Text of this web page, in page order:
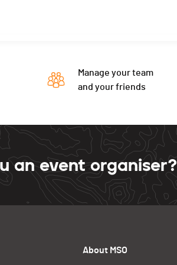
Manage your team
and your friends
an event organiser?
About MSO